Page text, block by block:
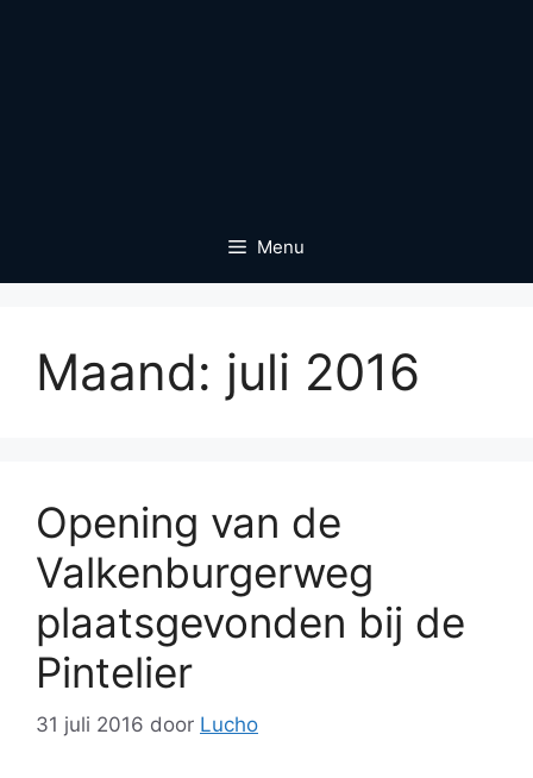
Menu
Maand: juli 2016
Opening van de
Valkenburgerweg
plaatsgevonden bij de
Pintelier
31 juli 2016 door Lucho